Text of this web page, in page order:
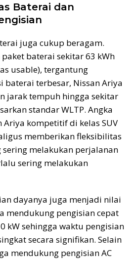
Baterai dan
juga cukup beragam.
baterai sekitar 63 kWh
usable), tergantung
baterai terbesar, Nissan Ariya
jarak tempuh hingga sekitar
standar WLTP. Angka
kompetitif di kelas SUV
memberikan fleksibilitas
sering melakukan perjalanan
sering melakukan
dayanya juga menjadi nilai
mendukung pengisian cepat
kW sehingga waktu pengisian
secara signifikan. Selain
mendukung pengisian AC